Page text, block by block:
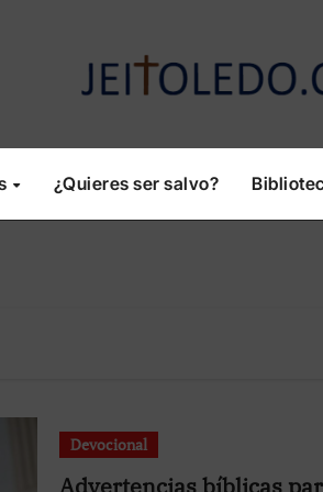
¿Quieres ser salvo?
Devocional
Advertencias bíblicas